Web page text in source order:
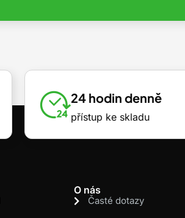
24 hodin denně
přístup ke skladu
O nás
Časté dotazy